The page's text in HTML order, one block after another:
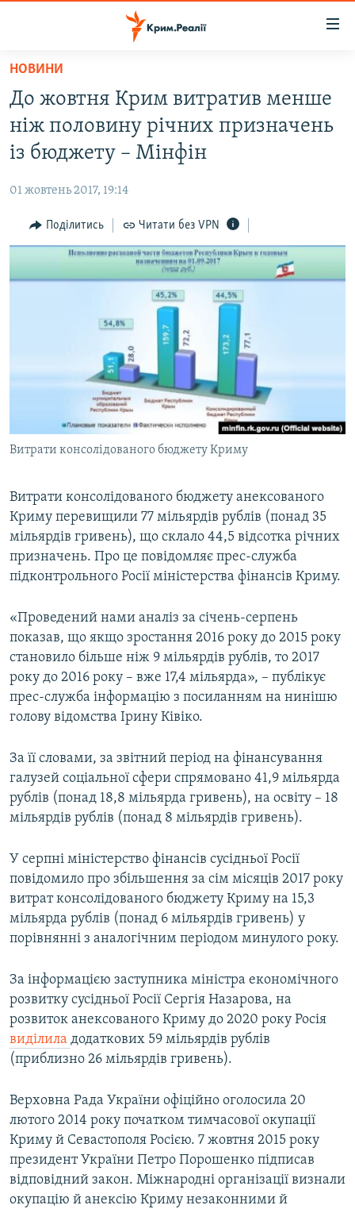
Перейти
основного
матеріалу
Перейти
до
основної
Перейти
до
ВОДА.КРИМ
ВІДЕО ТА ФОТО
БЛОГИ
ПОГЛЯД
ІНТЕРВ'Ю
ВСЕ ЗА ДЕНЬ
ВІДЕОУРОКИ «ELIFBE»
СВІДЧЕННЯ ОКУПАЦІЇ
УКРАЇНСЬКА ПРОБЛЕМА КРИМУ
ІНФОГРАФІКА
ЯК ОБІЙТИ БЛОКУВАННЯ
ДОЛУЧАЙСЯ!
Усі сайти RFE/RL
НОВИНИ
До жовтня Крим витратив менше
ніж половину річних призначень
із бюджету – Мінфін
01 жовтень 2017, 19:14
Поділитись Читати без VPN
Витрати консолідованого бюджету Криму
Витрати консолідованого бюджету анексованого
Криму перевищили 77 мільярдів рублів (понад 35
мільярдів гривень), що склало 44,5 відсотка річних
призначень. Про це повідомляє прес-служба
підконтрольного Росії міністерства фінансів Криму.
«Проведений нами аналіз за січень-серпень
показав, що якщо зростання 2016 року до 2015 року
становило більше ніж 9 мільярдів рублів, то 2017
року до 2016 року – вже 17,4 мільярда», – публікує
прес-служба інформацію з посиланням на нинішю
голову відомства Ірину Ківіко.
За її словами, за звітний період на фінансування
галузей соціальної сфери спрямовано 41,9 мільярда
рублів (понад 18,8 мільярда гривень), на освіту – 18
мільярдів рублів (понад 8 мільярдів гривень).
У серпні міністерство фінансів сусідньої Росії
повідомило про збільшення за сім місяців 2017 року
витрат консолідованого бюджету Криму на 15,3
мільярда рублів (понад 6 мільярдів гривень) у
порівнянні з аналогічним періодом минулого року.
За інформацією заступника міністра економічного
розвитку сусідньої Росії Сергія Назарова, на
розвиток анексованого Криму до 2020 року Росія
виділила додаткових 59 мільярдів рублів
(приблизно 26 мільярдів гривень).
Верховна Рада України офіційно оголосила 20
лютого 2014 року початком тимчасової окупації
Криму й Севастополя Росією. 7 жовтня 2015 року
президент України Петро Порошенко підписав
відповідний закон. Міжнародні організації визнали
окупацію й анексію Криму незаконними й